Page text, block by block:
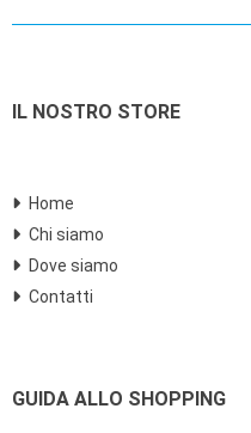
IL NOSTRO STORE
Home
Chi siamo
Dove siamo
Contatti
GUIDA ALLO SHOPPING